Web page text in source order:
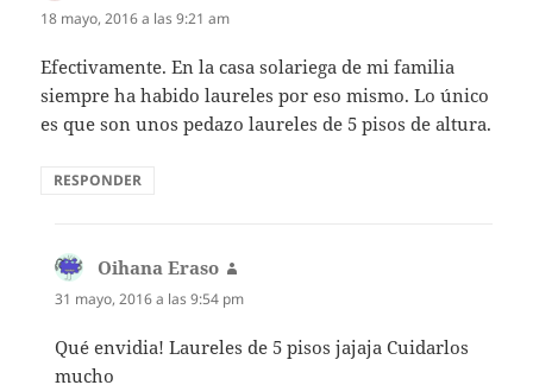
18 mayo, 2016 a las 9:21 am
Efectivamente. En la casa solariega de mi familia
siempre ha habido laureles por eso mismo. Lo único
es que son unos pedazo laureles de 5 pisos de altura.
RESPONDER
Oihana Eraso
31 mayo, 2016 a las 9:54 pm
Qué envidia! Laureles de 5 pisos jajaja Cuidarlos
mucho